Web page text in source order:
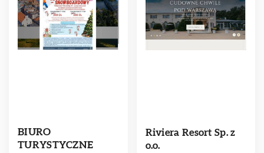
BIURO
TURYSTYCZNE
Riviera Resort Sp. z
o.o.